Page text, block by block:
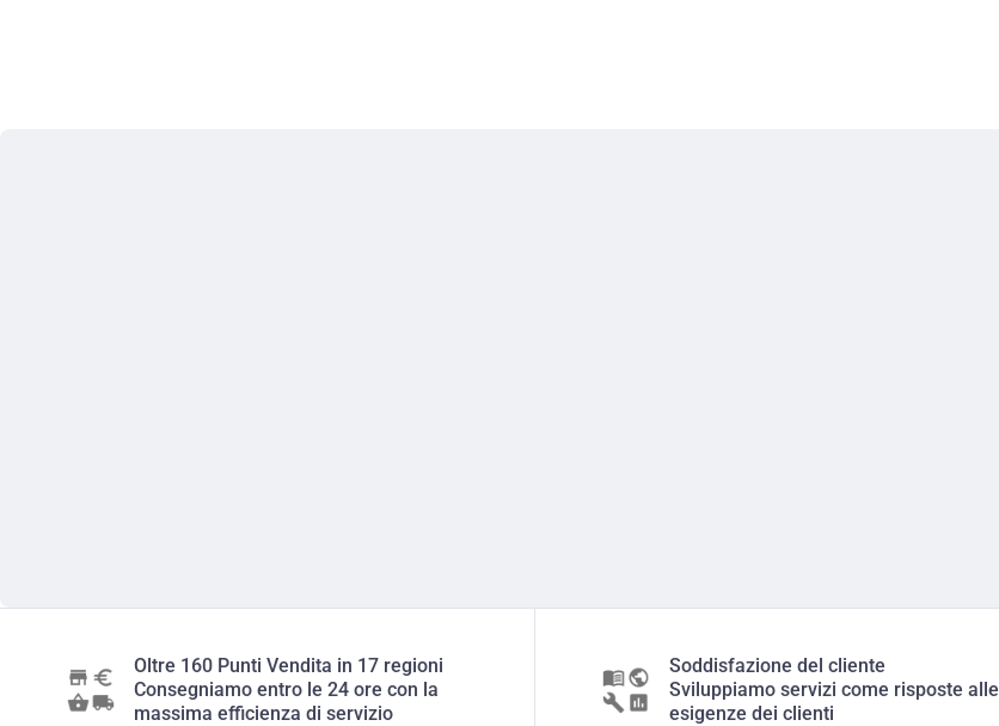
Oltre 160 Punti Vendita in 17 regioni
Consegniamo entro le 24 ore con la
massima efficienza di servizio
Soddisfazione del cliente
Sviluppiamo servizi come risposte alle
esigenze dei clienti